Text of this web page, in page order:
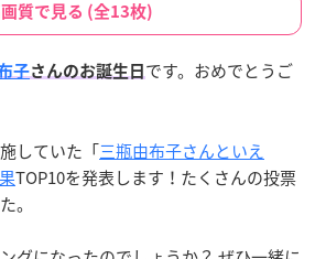
質で見る (全13枚)
子さんのお誕生日 です。おめでとうご
していた「三瓶由布子さんといえ
TOP10を発表します！たくさんの投票
。